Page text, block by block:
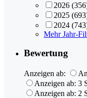
2026
2025
2024
Mehr Jahr-
Bewertung
Anzeigen ab:
Anzeigen ab: 3
Anzeigen ab: 2